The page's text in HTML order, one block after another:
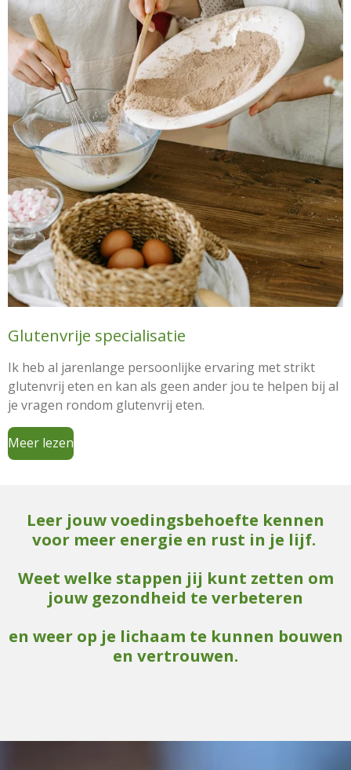
Glutenvrije specialisatie
Ik heb al jarenlange persoonlijke ervaring met strikt
glutenvrij eten en kan als geen ander jou te helpen bij al
je vragen rondom glutenvrij eten.
Meer lezen
Leer jouw voedingsbehoefte kennen
voor meer energie en rust in je lijf.
Weet welke stappen jij kunt zetten om
jouw gezondheid te verbeteren
en weer op je lichaam te kunnen bouwen
en vertrouwen.